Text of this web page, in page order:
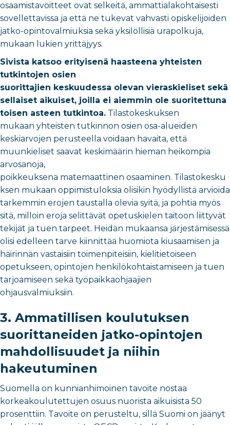
osaamistavoitteet ovat selkeitä, ammattialakohtaisesti
sovellettavissa ja että ne tukevat vahvasti opiskelijoiden
jatko-opintovalmiuksia sekä yksilöllisiä urapolkuja,
mukaan lukien yrittäjyys.
Sivista katsoo erityisenä haasteena yhteisten
tutkintojen osien
suorittajien keskuudessa olevan vieraskieliset sekä
sellaiset aikuiset, joilla ei aiemmin ole suoritettuna
toisen asteen tutkintoa. Tilastokeskuksen
mukaan yhteisten tutkinnon osien osa-alueiden
keskiarvojen perusteella voidaan havaita, että
muunkieliset saavat keskimäärin hieman heikompia
arvosanoja,
poikkeuksena matemaattinen osaaminen. Tilastokesku
ksen mukaan oppimistuloksia olisikin hyödyllistä arvioida
tarkemmin erojen taustalla olevia syitä, ja pohtia myös
sitä, milloin eroja selittävät opetuskielen taitoon liittyvät
tekijät ja tuen tarpeet. Heidän mukaansa järjestämisessä
olisi edelleen tarve kiinnittää huomiota kiusaamisen ja
häirinnän vastaisiin toimenpiteisiin, kielitietoiseen
opetukseen, opintojen henkilökohtaistamiseen ja tuen
tarjoamiseen sekä työpaikkaohjaajien
ohjausvalmiuksiin.
3. Ammatillisen koulutuksen
suorittaneiden jatko-opintojen
mahdollisuudet ja niihin
hakeutuminen
Suomella on kunnianhimoinen tavoite nostaa
korkeakoulutettujen osuus nuorista aikuisista 50
prosenttiin. Tavoite on perusteltu, sillä Suomi on jäänyt